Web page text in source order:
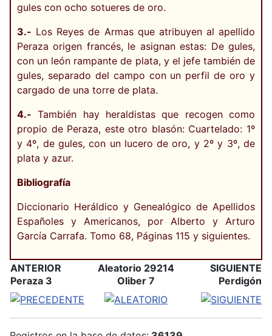
gules con ocho sotueres de oro.
3.- Los Reyes de Armas que atribuyen al apellido
Peraza origen francés, le asignan estas: De gules,
con un león rampante de plata, y el jefe también de
gules, separado del campo con un perfil de oro y
cargado de una torre de plata.
4.- También hay heraldistas que recogen como
propio de Peraza, este otro blasón: Cuartelado: 1º
y 4º, de gules, con un lucero de oro, y 2º y 3º, de
plata y azur.
Bibliografía
Diccionario Heráldico y Genealógico de Apellidos
Españoles y Americanos, por Alberto y Arturo
García Carrafa. Tomo 68, Páginas 115 y siguientes.
ANTERIOR
Peraza 3
Aleatorio 29214
Oliber 7
SIGUIENTE
Perdigón